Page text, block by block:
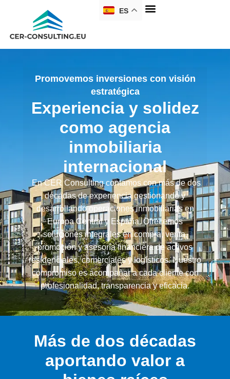
ES
Promovemos inversiones con visión
estratégica
Experiencia y solidez
como agencia
inmobiliaria
internacional
En CER Consulting contamos con más de dos
décadas de experiencia gestionando y
desarrollando operaciones inmobiliarias en
Europa Central y España. Ofrecemos
soluciones integrales en compra, venta,
promoción y asesoría financiera de activos
residenciales, comerciales y logísticos. Nuestro
compromiso es acompañar a cada cliente con
profesionalidad, transparencia y eficacia.
Más de dos décadas
aportando valor a